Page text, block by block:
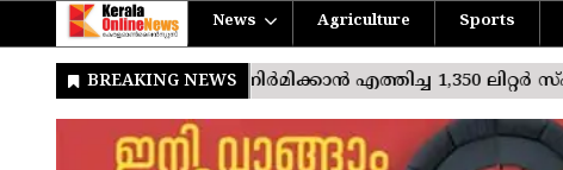
News Agriculture Sports